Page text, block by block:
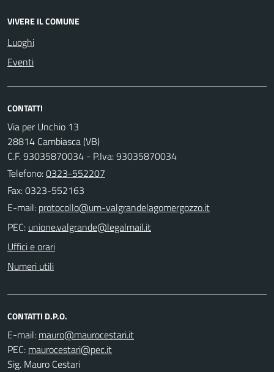
VIVERE IL COMUNE
Luoghi
Eventi
CONTATTI
Via per Unchio 13
28814 Cambiasca (VB)
C.F. 93035870034 - P.Iva: 93035870034
Telefono:0323-552207
Fax: 0323-552163
E-mail:
PEC:
Uffici e orari
Numeri utili
CONTATTI D.P.O.
E-mail:
PEC:
Sig. Mauro Cestari